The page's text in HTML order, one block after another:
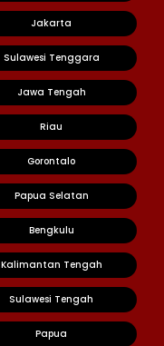
Jakarta
Sulawesi Tenggara
Jawa Tengah
Riau
Gorontalo
Papua Selatan
Bengkulu
Kalimantan Tengah
Sulawesi Tengah
Papua